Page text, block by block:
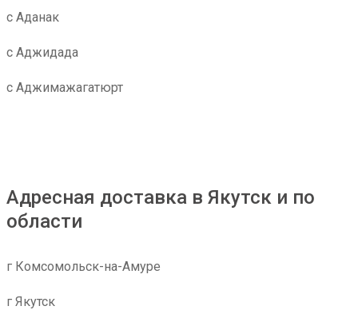
с Аданак
с Аджидада
с Аджимажагатюрт
Адресная доставка в Якутск и по
области
г Комсомольск-на-Амуре
г Якутск